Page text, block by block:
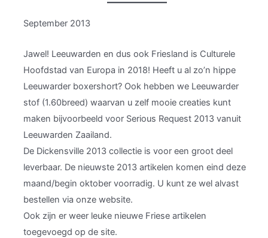
September 2013
Jawel! Leeuwarden en dus ook Friesland is Culturele
Hoofdstad van Europa in 2018! Heeft u al zo’n hippe
Leeuwarder boxershort? Ook hebben we Leeuwarder
stof (1.60breed) waarvan u zelf mooie creaties kunt
maken bijvoorbeeld voor Serious Request 2013 vanuit
Leeuwarden Zaailand.
De Dickensville 2013 collectie is voor een groot deel
leverbaar. De nieuwste 2013 artikelen komen eind deze
maand/begin oktober voorradig. U kunt ze wel alvast
bestellen via onze website.
Ook zijn er weer leuke nieuwe Friese artikelen
toegevoegd op de site.